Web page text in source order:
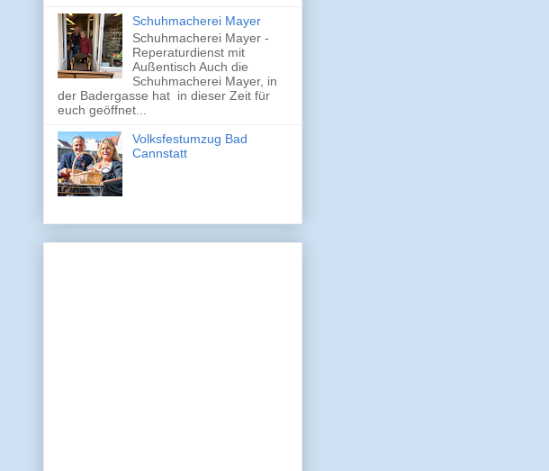
Schuhmacherei Mayer
Schuhmacherei Mayer -
Reperaturdienst mit
Außentisch Auch die
Schuhmacherei Mayer, in
der Badergasse hat in dieser Zeit für
euch geöffnet...
Volksfestumzug Bad
Cannstatt